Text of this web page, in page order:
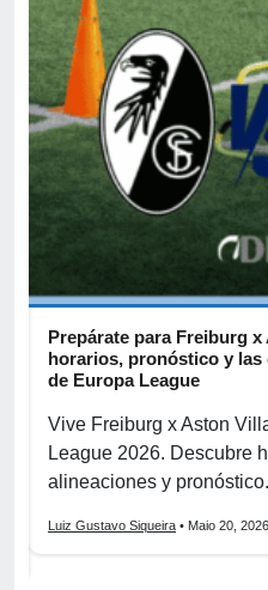
Prepárate para Freiburg
horarios, pronóstico y las
de Europa League
Vive Freiburg x Aston
League 2026. Descubre
alineaciones y pronóstico.
Luiz Gustavo Siqueira • Maio 20, 2026